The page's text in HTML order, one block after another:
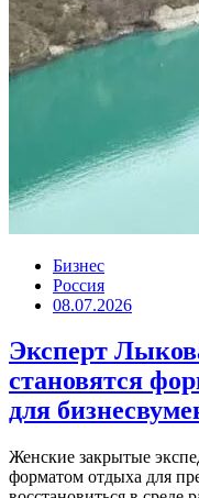
Бизнес
Россия
08.07.2026
Эксперт
становятся
для
Женские закрытые
форматом отдыха для